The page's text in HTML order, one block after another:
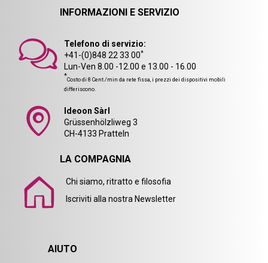
INFORMAZIONI E SERVIZIO
Telefono di servizio:
+41-(0)848 22 33 00*
Lun-Ven 8.00 -12.00 e 13.00 - 16.00
*Costo di 8 Cent./min da rete fissa, i prezzi dei dispositivi mobili
differiscono.
Ideoon Sàrl
Grüssenhölzliweg 3
CH-4133 Pratteln
LA COMPAGNIA
Chi siamo, ritratto e filosofia
Iscriviti alla nostra Newsletter
AIUTO